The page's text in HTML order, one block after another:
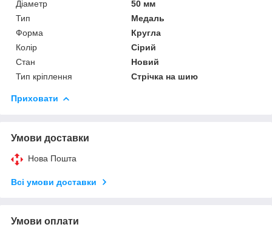
Діаметр
50 мм
Тип
Медаль
Форма
Кругла
Колір
Сірий
Стан
Новий
Тип кріплення
Стрічка на шию
Приховати
Умови доставки
Нова Пошта
Всі умови доставки
Умови оплати